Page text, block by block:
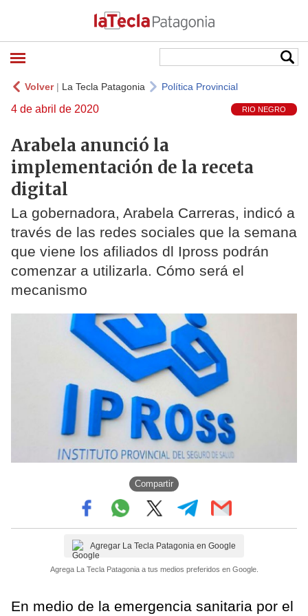
Volver| La Tecla Patagonia Política Provincial
4 de abril de 2020 RIO NEGRO
Arabela anunció la
implementación de la receta
digital
La gobernadora, Arabela Carreras, indicó a
través de las redes sociales que la semana
que viene los afiliados dl Ipross podrán
comenzar a utilizarla. Cómo será el
mecanismo
Compartir
Agregar La Tecla Patagonia en Google
Agrega La Tecla Patagonia a tus medios preferidos en Google.
En medio de la emergencia sanitaria por el